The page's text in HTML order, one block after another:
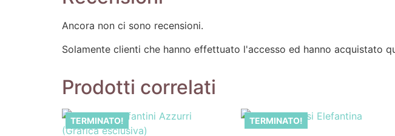
Ancora non ci sono recensioni.
Solamente clienti che hanno effettuato l'accesso ed hanno acquistato
Prodotti correlati
TERMINATO! TERMINATO!